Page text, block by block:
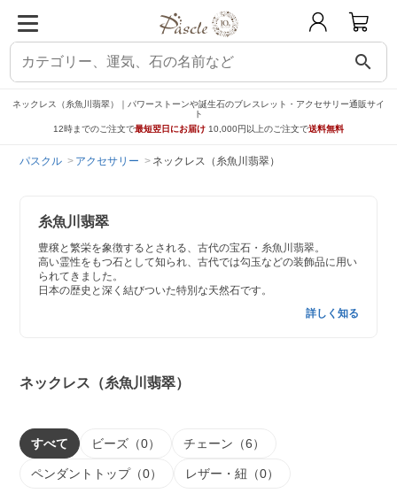
search
ネックレス（糸魚川翡翠）｜パワーストーンや誕生石のブレスレット・アクセサリー通販サイ
ト
12時までのご注文で最短翌日にお届け 10,000円以上のご注文で送料無料
パスクル アクセサリー ネックレス（糸魚川翡翠）
糸魚川翡翠
豊穣と繁栄を象徴するとされる、古代の宝石・糸魚川翡翠。
高い霊性をもつ石として知られ、古代では勾玉などの装飾品に用い
られてきました。
日本の歴史と深く結びついた特別な天然石です。
詳しく知る
ネックレス（糸魚川翡翠）
すべて ビーズ（0） チェーン（6）
ペンダントトップ（0） レザー・紐（0）